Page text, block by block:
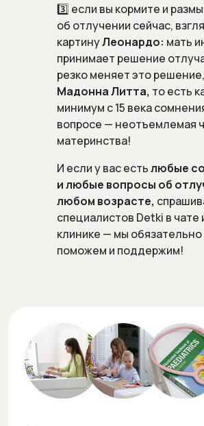
3️⃣ если вы кормите и
об отлучении сейчас,
картинуЛеонардо: мать
принимает решение
резко меняет это
Мадонна Литта, тоесть
минимум с 15 века
вопросе — неотъемлемая
материнства!
И если у вас естьлюбые
и любые вопросы об
любом возрасте,
специалистов Detki в чате
клинике — мы обязательно
поможем и поддержим!